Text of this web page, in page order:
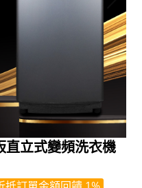
直立式變頻洗衣機